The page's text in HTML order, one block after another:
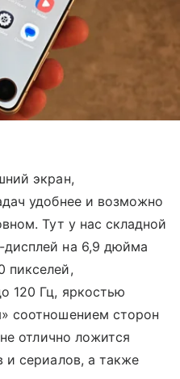
экран,
удобнее и возможно
Тут у нас складной
дисплей на 6,9 дюйма
пикселей,
120 Гц, яркостью
соотношением сторон
отлично ложится
сериалов, а также